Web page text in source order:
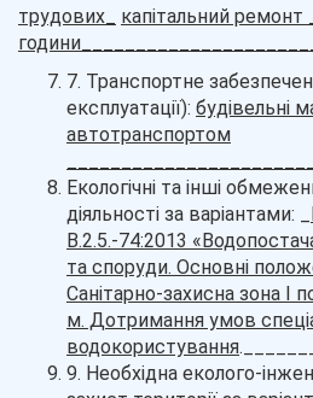
трудових_
капітальний
7. Транспортне
експлуатації): будівельні
автотранспортом
Екологічні та інші
діяльності за варіантами: _
В.2.5.-74:2013
та споруди. Основні
Санітарно-захисна зона І
м. Дотримання умов
водокористування
9. Необхідна еколого-